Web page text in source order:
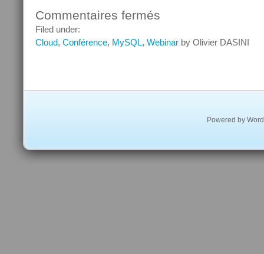
Commentaires fermés
–
MySQL
Filed under:
Cloud, Conférence, MySQL, Webinar by Olivier DASINI
Powered by